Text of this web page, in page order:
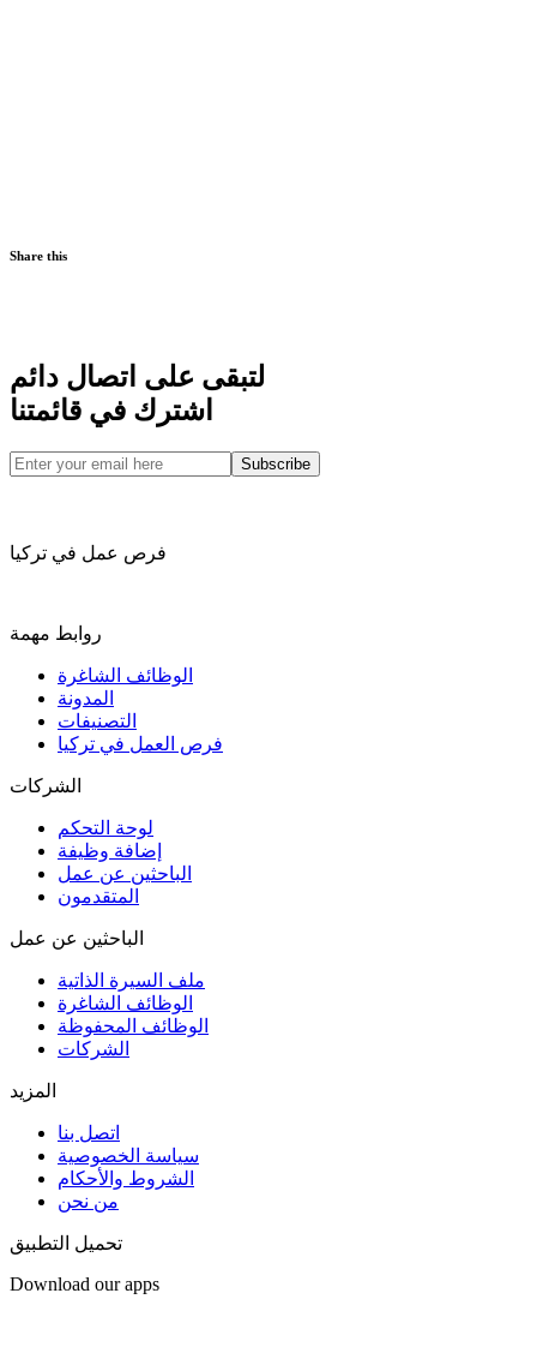
Share this
لتبقى على اتصال دائم
اشترك في قائمتنا
Subscribe
فرص عمل في تركيا
روابط مهمة
الوظائف الشاغرة
المدونة
التصنيفات
فرص العمل في تركيا
الشركات
لوحة التحكم
إضافة وظيفة
الباحثين عن عمل
المتقدمون
الباحثين عن عمل
ملف السيرة الذاتية
الوظائف الشاغرة
الوظائف المحفوظة
الشركات
المزيد
اتصل بنا
سياسة الخصوصية
الشروط والأحكام
من نحن
تحميل التطبيق
Download our apps